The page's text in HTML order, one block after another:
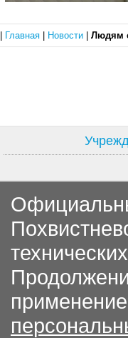
Главная Новости Людям